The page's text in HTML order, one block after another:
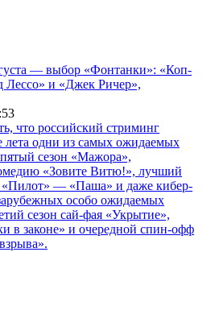
— выбор «Фонтанки»: «Коп-
Лессо» и «Джек Ричер»,
что российский стриминг
лета одни из самых ожидаемых
пятый сезон «Мажора»,
«Зовите Витю!», лучший
«Пилот» — «Паша» и даже кибер-
особо ожидаемых
сезон сай-фая «Укрытие»,
в законе» и очередной спин-офф